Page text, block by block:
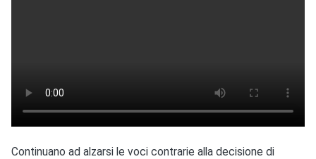
Continuano ad alzarsi le voci contrarie alla decisione di